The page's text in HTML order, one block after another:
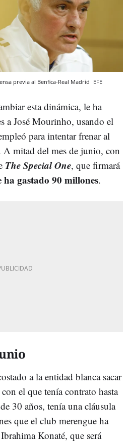
previa al Benfica-Real Madrid EFE
esta dinámica, le ha
a José Mourinho, usando el
para intentar frenar al
A mitad del mes de junio, con
The Special One, que firmará
ha gastado 90 millones.
a la entidad blanca sacar
el que tenía contrato hasta
30 años, tenía una cláusula
que el club merengue ha
Konaté, que será